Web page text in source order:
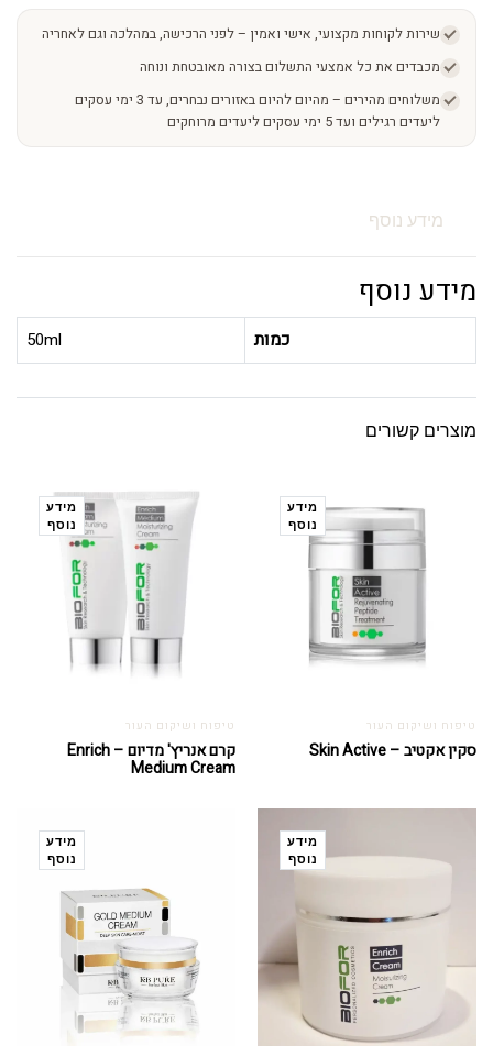
שירות לקוחות מקצועי, אישי ואמין – לפני הרכישה, במהלכה וגם לאחריה
מכבדים את כל אמצעי התשלום בצורה מאובטחת ונוחה
משלוחים מהירים – מהיום להיום באזורים נבחרים, עד 3 ימי עסקים
ליעדים רגילים ועד 5 ימי עסקים ליעדים מרוחקים
מידע נוסף
מידע נוסף
כמות 50ml
מוצרים קשורים
מידע
נוסף
טיפוח ושיקום העור
סקין אקטיב – Skin Active
מידע
נוסף
טיפוח ושיקום העור
קרם אנריץ' מדיום – Enrich
Medium Cream
מידע
נוסף
מידע
נוסף